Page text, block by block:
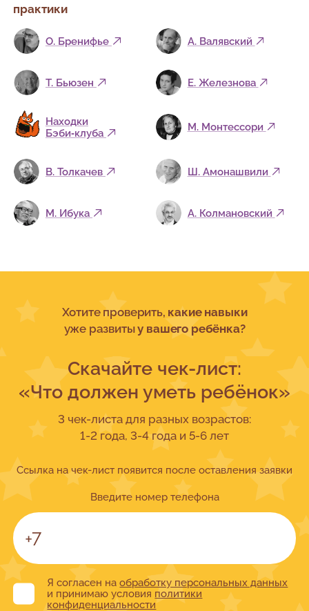
практики
О. Бренифье
Е. Железнова
Т. Бьюзен
А. Валявский
Находки
Бэби‑клуба
В. Толкачев
А. Колмановский
Ш. Амонашвили
М. Ибука
М. Монтессори
Хотите проверить, какие навыки
уже развитыу вашего ребёнка?
Скачайте чек-лист:
«Что должен уметь ребёнок»
3 чек-листа для разных возрастов:
1-2 года, 3-4 года и 5-6 лет
Ссылка на чек-лист появится после оставления заявки
Введите номер телефона
Я согласен наобработку персональных данных
и принимаю условия политики
конфиденциальности